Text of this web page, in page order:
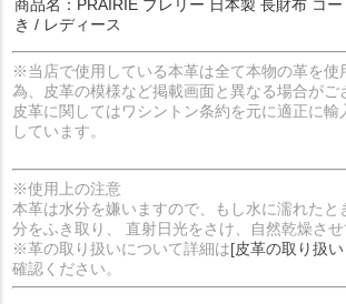
商品名：PRAIRIE プレリー 日本製 長財布 コ
き / レディース
※当店で使用している本革は全て本物の革を使
為、皮革の模様など掲載画面と異なる場合がご
皮革に関してはワシントン条約を元に適正に輸
しています。
※使用上の注意
本革は水分を嫌いますので、もし水に濡れたと
分をふき取り、 直射日光をさけ、自然乾燥させ
※革の取り扱いについて詳細は[皮革の取り扱
確認ください。